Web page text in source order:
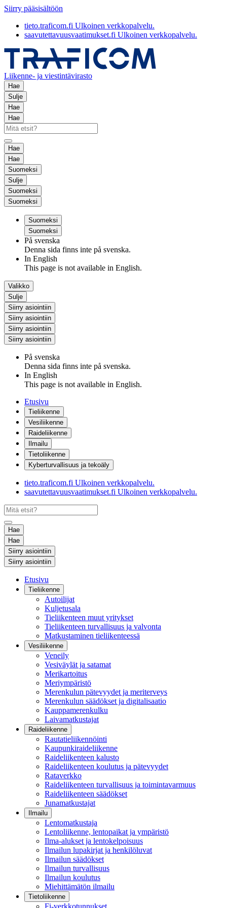
Siirry pääsisältöön
tieto.traficom.fi Ulkoinen verkkopalvelu.
saavutettavuusvaatimukset.fi Ulkoinen verkkopalvelu.
Liikenne- ja viestintävirasto
Hae
Sulje
Hae
Hae
Hae
Hae
Suomeksi
Sulje
Suomeksi
Suomeksi
Suomeksi
Suomeksi
På svenska
Denna sida finns inte på svenska.
In English
This page is not available in English.
Valikko
Sulje
Siirry asiointiin
Siirry asiointiin
Siirry asiointiin
Siirry asiointiin
På svenska
Denna sida finns inte på svenska.
In English
This page is not available in English.
Etusivu
Tieliikenne
Vesiliikenne
Raideliikenne
Ilmailu
Tietoliikenne
Kyberturvallisuus ja tekoäly
tieto.traficom.fi Ulkoinen verkkopalvelu.
saavutettavuusvaatimukset.fi Ulkoinen verkkopalvelu.
Hae
Hae
Siirry asiointiin
Siirry asiointiin
Etusivu
Tieliikenne
Autoilijat
Kuljetusala
Tieliikenteen muut yritykset
Tieliikenteen turvallisuus ja valvonta
Matkustaminen tieliikenteessä
Vesiliikenne
Veneily
Vesiväylät ja satamat
Merikartoitus
Meriympäristö
Merenkulun pätevyydet ja meriterveys
Merenkulun säädökset ja digitalisaatio
Kauppamerenkulku
Laivamatkustajat
Raideliikenne
Rautatieliikennöinti
Kaupunkiraideliikenne
Raideliikenteen kalusto
Raideliikenteen koulutus ja pätevyydet
Rataverkko
Raideliikenteen turvallisuus ja toimintavarmuus
Raideliikenteen säädökset
Junamatkustajat
Ilmailu
Lentomatkustaja
Lentoliikenne, lentopaikat ja ympäristö
Ilma-alukset ja lentokelpoisuus
Ilmailun lupakirjat ja henkilöluvat
Ilmailun säädökset
Ilmailun turvallisuus
Ilmailun koulutus
Miehittämätön ilmailu
Tietoliikenne
Fi-verkkotunnukset